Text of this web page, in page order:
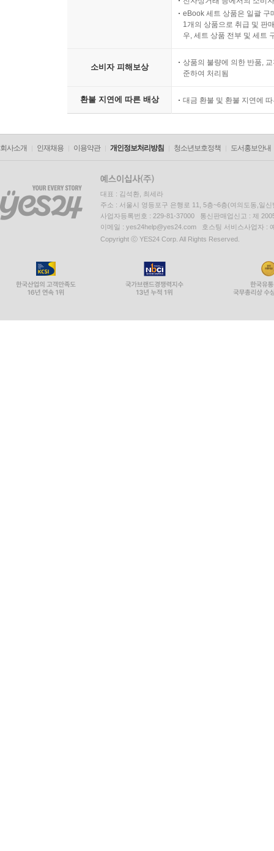
eBook 세트 상품은 일괄 구
1개의 상품으로 취급 및 판
우, 세트 상품 전부 및 세트
소비자 피해보상
상품의 불량에 의한 반품,
준하여 처리됨
환불 지연에 따른 배상 대금 환불 및 환불 지연에
회사소개 인재채용 이용약관 개인정보처리방침 청소년보호정책 도서홍보안내
대표 : 김석환, 최세라
주소 : 서울시 영등포구 은행로 11, 5층~6층(여의도동,일신
사업자등록번호 : 229-81-37000 통신판매업신고 : 제
이메일 : yes24help@yes24.com 호스팅 서비스사업자 :
Copyright ⓒ YES24 Corp. All Rights Reserved.